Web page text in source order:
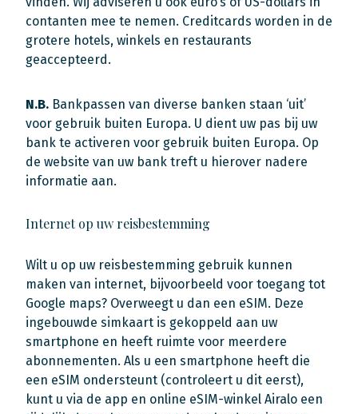
contanten mee te nemen. Creditcards worden in de
grotere hotels, winkels en restaurants
geaccepteerd.
N.B. Bankpassen van diverse banken staan ‘uit’
voor gebruik buiten Europa. U dient uw pas bij uw
bank te activeren voor gebruik buiten Europa. Op
de website van uw bank treft u hierover nadere
informatie aan.
Internet op uw reisbestemming
Wilt u op uw reisbestemming gebruik kunnen
maken van internet, bijvoorbeeld voor toegang tot
Google maps? Overweegt u dan een eSIM. Deze
ingebouwde simkaart is gekoppeld aan uw
smartphone en heeft ruimte voor meerdere
abonnementen. Als u een smartphone heeft die
een eSIM ondersteunt (controleert u dit eerst),
kunt u via de app en online eSIM-winkel Airalo een